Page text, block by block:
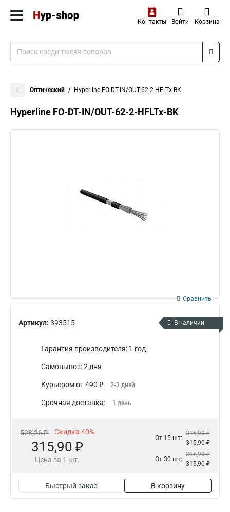
Контакты Войти Корзина
Оптический Hyperline FO-DT-IN/OUT-62-2-HFLTx-BK
Hyperline FO-DT-IN/OUT-62-2-HFLTx-BK
Артикул: 393515
Сравнить
В наличии
Гарантия производителя: 1 год
Самовывоз: 2 дня
Курьером от 490 ₽ 2-3 дней
Срочная доставка: 1 день
528,26 ₽ Скидка 40%
315,90 ₽
Цена за 1 шт.
От 15 шт:
315,90 ₽
315,90 ₽
От 30 шт:
315,90 ₽
315,90 ₽
Быстрый заказ В корзину